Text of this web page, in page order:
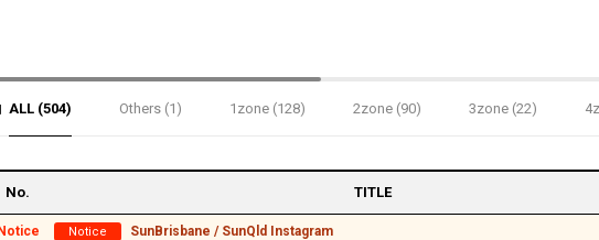
ALL (504) Others (1) 1zone (128) 2zone (90) 3zone (22)
No. TITLE
Notice Notice SunBrisbane / SunQld Instagram